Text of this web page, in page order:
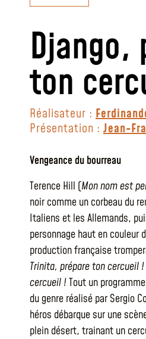
Django,
ton
Réalisateur :
Présentation : Jean-
Vengeance du bourreau
Terence Hill (Mon nom est
noir comme un corbeau du
Italiens et les Allemands,
personnage haut en couleur
production française
Trinita, prépare ton cercueil !
cercueil !Tout un
du genre réalisé par Sergio
héros débarque sur une
plein désert, trainant un